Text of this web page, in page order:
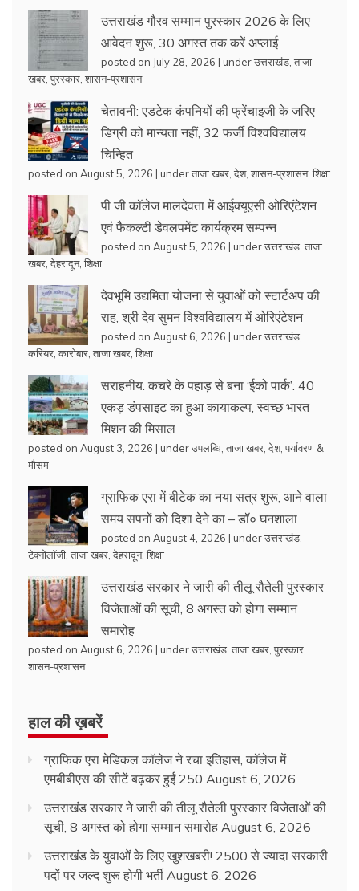
उत्तराखंड गौरव सम्मान पुरस्कार 2026 के लिए
आवेदन शुरू, 30 अगस्त तक करें अप्लाई
posted on July 28, 2026 | underउत्तराखंड ताजा
खबर पुरस्कार शासन-प्रशासन
चेतावनी: एडटेक कंपनियों की फ्रेंचाइजी के जरिए
डिग्री को मान्यता नहीं, 32 फर्जी विश्वविद्यालय
चिन्हित
posted on August 5, 2026 | underताजा खबर देश, शासन-प्रशासन, शिक्षा
पी जी कॉलेज मालदेवता में आईक्यूएसी ओरिएंटेशन
एवं फैकल्टी डेवलपमेंट कार्यक्रम सम्पन्न
posted on August 5, 2026 | underउत्तराखंड ताजा
खबर देहरादून, शिक्षा
देवभूमि उद्यमिता योजना से युवाओं को स्टार्टअप की
राह, श्री देव सुमन विश्वविद्यालय में ओरिएंटेशन
posted on August 6, 2026 | underउत्तराखंड
करियर कारोबार ताजा खबर शिक्षा
सराहनीय: कचरे के पहाड़ से बना ‘ईको पार्क’: 40
एकड़ डंपसाइट का हुआ कायाकल्प, स्वच्छ भारत
मिशन की मिसाल
posted on August 3, 2026 | underउपलब्धि ताजा खबर देश, पर्यावरण &
मौसम
ग्राफिक एरा में बीटेक का नया सत्र शुरू, आने वाला
समय सपनों को दिशा देने का – डॉ० घनशाला
posted on August 4, 2026 | underउत्तराखंड
टेक्नोलॉजी ताजा खबर देहरादून, शिक्षा
उत्तराखंड सरकार ने जारी की तीलू रौतेली पुरस्कार
विजेताओं की सूची, 8 अगस्त को होगा सम्मान
समारोह
posted on August 6, 2026 | underउत्तराखंड ताजा खबर पुरस्कार
शासन-प्रशासन
हाल की ख़बरें
ग्राफिक एरा मेडिकल कॉलेज ने रचा इतिहास, कॉलेज में
एमबीबीएस की सीटें बढ़कर हुईं 250 August 6, 2026
उत्तराखंड सरकार ने जारी की तीलू रौतेली पुरस्कार विजेताओं की
सूची, 8 अगस्त को होगा सम्मान समारोह August 6, 2026
उत्तराखंड के युवाओं के लिए खुशखबरी! 2500 से ज्यादा सरकारी
पदों पर जल्द शुरू होगी भर्ती August 6, 2026